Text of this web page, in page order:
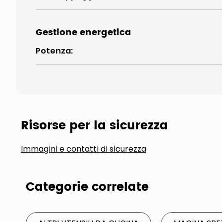
Gestione energetica
Potenza:
Risorse per la sicurezza
Immagini e contatti di sicurezza
Categorie correlate